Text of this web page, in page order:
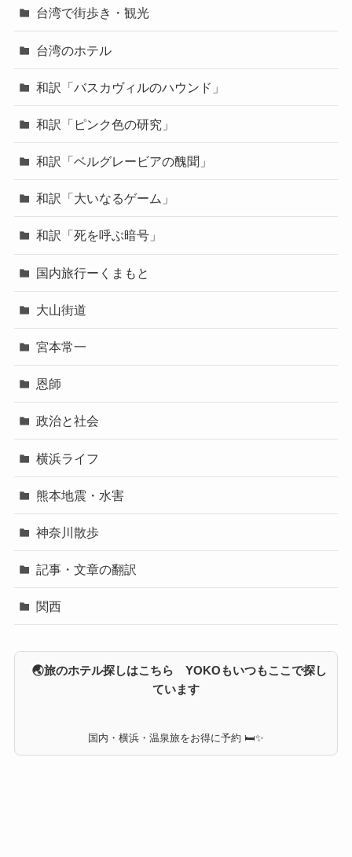
台湾で街歩き・観光
台湾のホテル
和訳「バスカヴィルのハウンド」
和訳「ピンク色の研究」
和訳「ベルグレービアの醜聞」
和訳「大いなるゲーム」
和訳「死を呼ぶ暗号」
国内旅行ーくまもと
大山街道
宮本常一
恩師
政治と社会
横浜ライフ
熊本地震・水害
神奈川散歩
記事・文章の翻訳
関西
🌏旅のホテル探しはこちら YOKOもいつもここで探し
ています